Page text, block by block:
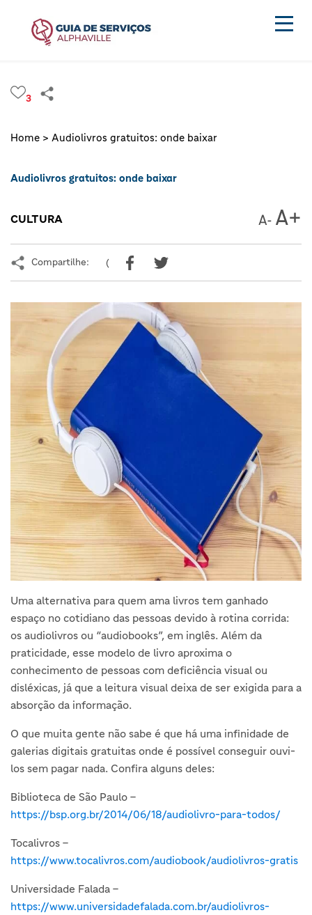
3
Home > Audiolivros gratuitos: onde baixar
Audiolivros gratuitos: onde baixar
CULTURA
Compartilhe: (
Uma alternativa para quem ama livros tem ganhado
espaço no cotidiano das pessoas devido à rotina corrida:
os audiolivros ou “audiobooks”, em inglês. Além da
praticidade, esse modelo de livro aproxima o
conhecimento de pessoas com deficiência visual ou
disléxicas, já que a leitura visual deixa de ser exigida para a
absorção da informação.
O que muita gente não sabe é que há uma infinidade de
galerias digitais gratuitas onde é possível conseguir ouvi-
los sem pagar nada. Confira alguns deles:
Biblioteca de São Paulo –
https://bsp.org.br/2014/06/18/audiolivro-para-todos/
Tocalivros –
https://www.tocalivros.com/audiobook/audiolivros-gratis
Universidade Falada –
https://www.universidadefalada.com.br/audiolivros-